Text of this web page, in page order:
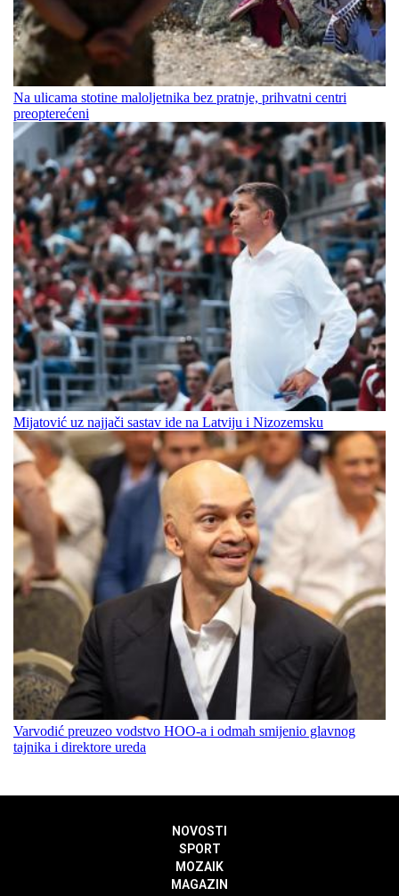
Na ulicama stotine maloljetnika bez pratnje, prihvatni centri
preopterećeni
Mijatović uz najjači sastav ide na Latviju i Nizozemsku
Varvodić preuzeo vodstvo HOO-a i odmah smijenio glavnog
tajnika i direktore ureda
NOVOSTI
SPORT
MOZAIK
MAGAZIN